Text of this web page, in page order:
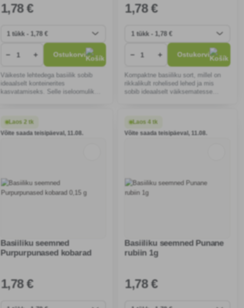
1,78 €
− + Ostukorvi
Väikeste lehtedega basiilik sobib
ideaalselt konteinerites
kasvatamiseks. Selle iseloomulik
1,78 €
− + Ostukorvi
Kompaktne basiiliku sort, millel on
rikkalikult rohelised lehed ja mis
sobib ideaalselt väiksematesse
Laos 2 tk
Võite saada teisipäeval, 11.08.
Basiiliku seemned
Purpurpunased kobarad
1,78 €
Laos 4 tk
Võite saada teisipäeval, 11.08.
Basiiliku seemned Punane
rubiin 1g
1,78 €